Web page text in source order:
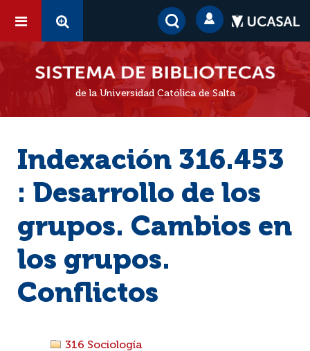
de la Universidad Católica de Salta
Indexación 316.453
: Desarrollo de los
grupos. Cambios en
los grupos.
Conflictos
316 Sociología